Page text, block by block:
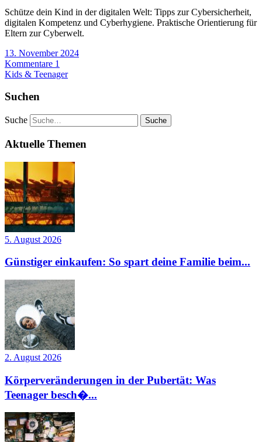
Schütze dein Kind in der digitalen Welt: Tipps zur Cybersicherheit,
digitalen Kompetenz und Cyberhygiene. Praktische Orientierung für
Eltern zur Cyberwelt.
13. November 2024
Kommentare 1
Kids & Teenager
Suchen
Suche
Aktuelle Themen
5. August 2026
Günstiger einkaufen: So spart deine Familie beim...
2. August 2026
Körperveränderungen in der Pubertät: Was
Teenager besch�...